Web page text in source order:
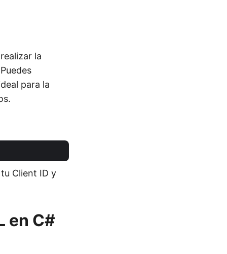
la
para la
Client ID y
en C#